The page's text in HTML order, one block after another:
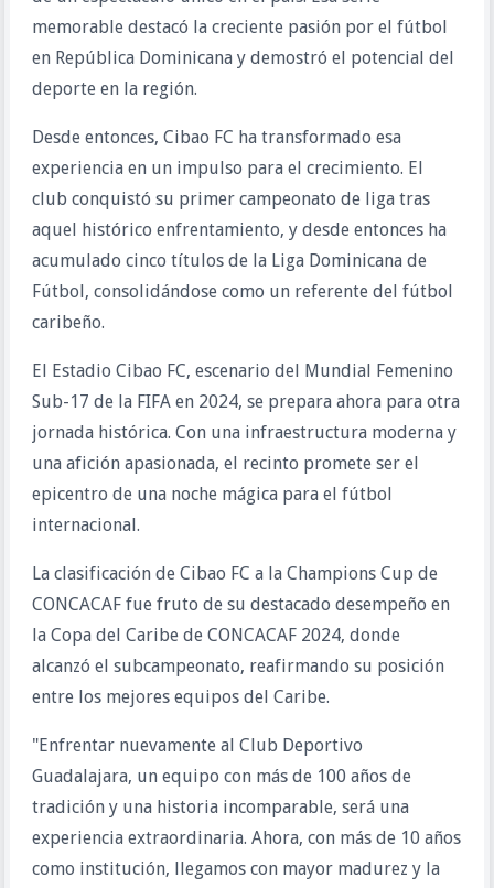
memorable destacó la creciente pasión por el fútbol
en República Dominicana y demostró el potencial del
deporte en la región.
Desde entonces, Cibao FC ha transformado esa
experiencia en un impulso para el crecimiento. El
club conquistó su primer campeonato de liga tras
aquel histórico enfrentamiento, y desde entonces ha
acumulado cinco títulos de la Liga Dominicana de
Fútbol, consolidándose como un referente del fútbol
caribeño.
El Estadio Cibao FC, escenario del Mundial Femenino
Sub-17 de la FIFA en 2024, se prepara ahora para otra
jornada histórica. Con una infraestructura moderna y
una afición apasionada, el recinto promete ser el
epicentro de una noche mágica para el fútbol
internacional.
La clasificación de Cibao FC a la Champions Cup de
CONCACAF fue fruto de su destacado desempeño en
la Copa del Caribe de CONCACAF 2024, donde
alcanzó el subcampeonato, reafirmando su posición
entre los mejores equipos del Caribe.
"Enfrentar nuevamente al Club Deportivo
Guadalajara, un equipo con más de 100 años de
tradición y una historia incomparable, será una
experiencia extraordinaria. Ahora, con más de 10 años
como institución, llegamos con mayor madurez y la